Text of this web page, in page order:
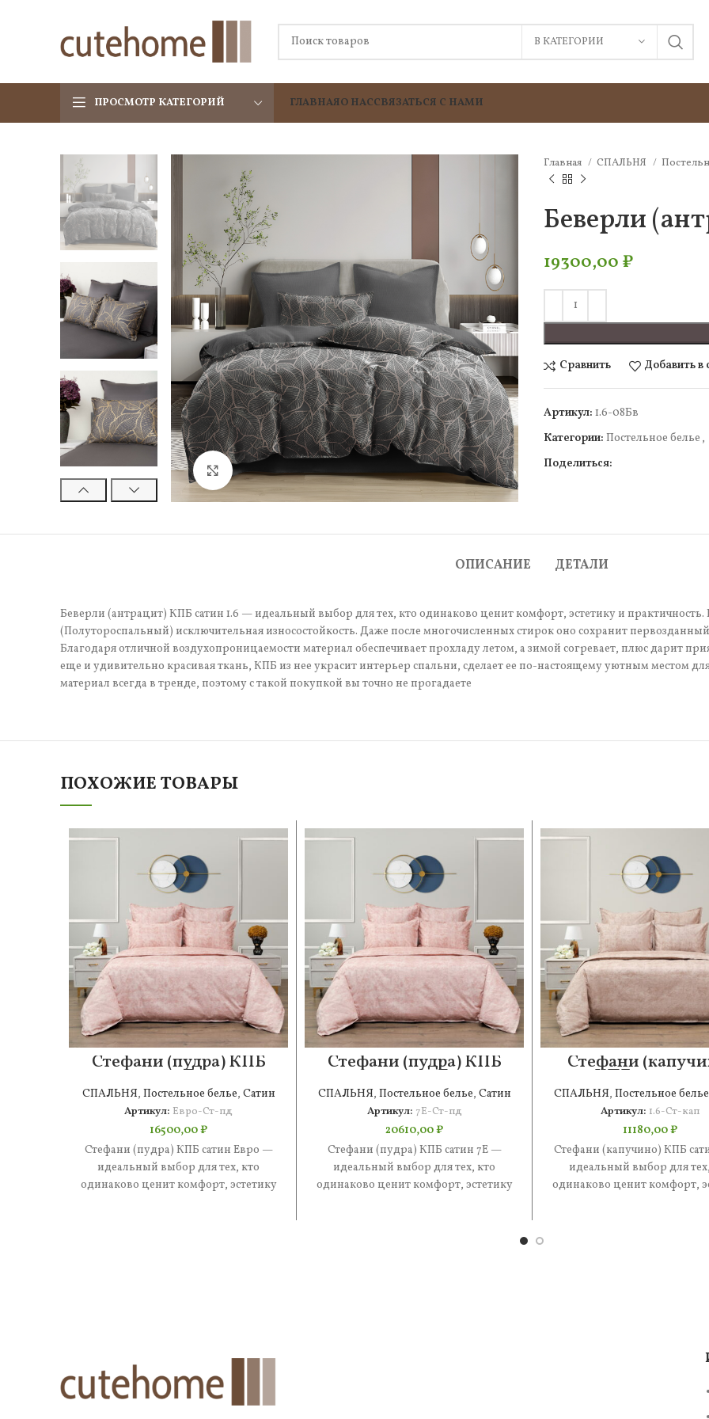
В КАТЕГОРИИ
ПРОСМОТР КАТЕГОРИЙ ГЛАВНАЯО НАССВЯЗАТЬСЯ С НАМИ
Нажмите, чтобы увеличить
Главная СПАЛЬНЯ
Беверли
19300,00₽
Сравнить Добавить в
Артикул: 1.6-08Бв
Категории: Постельное белье ,
Поделиться:
ОПИСАНИЕ ДЕТАЛИ
Беверли (антрацит) КПБ сатин 1.6 — идеальный выбор для тех, кто одинаково ценит комфорт, эстетику и практичность.
(Полутороспальный) исключительная износостойкость. Даже после многочисленных стирок оно сохранит
Благодаря отличной воздухопроницаемости материал обеспечивает прохладу летом, а зимой согревает, плюс дарит
еще и удивительно красивая ткань, КПБ из нее украсит интерьер спальни, сделает ее по-настоящему уютным местом
материал всегда в тренде, поэтому с такой покупкой вы точно не прогадаете
ПОХОЖИЕ ТОВАРЫ
Стефани (пудра) КПБ
сатин Евро
СПАЛЬНЯ, Постельное белье, Сатин
Артикул: Евро-Ст-пд
16500,00₽
Стефани (пудра) КПБ сатин Евро —
идеальный выбор для тех, кто
одинаково ценит комфорт, эстетику
Стефани (пудра) КПБ
сатин 7Е
СПАЛЬНЯ, Постельное белье, Сатин
Артикул: 7Е-Ст-пд
20610,00₽
Стефани (пудра) КПБ сатин 7Е —
идеальный выбор для тех, кто
одинаково ценит комфорт, эстетику
Стефани
КПБ сатин 1.6
СПАЛЬНЯ, Постельное белье
Артикул: 1.6-Ст-кап
11180,00₽
Стефани (капучино) КПБ
идеальный выбор для
одинаково ценит комфорт,